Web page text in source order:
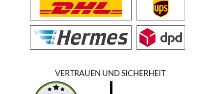
VERTRAUEN UND SICHERHEIT